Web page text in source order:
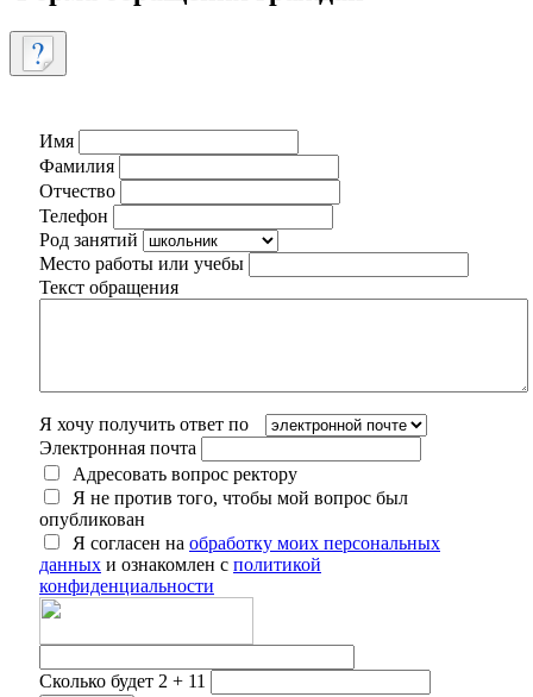
Имя
Фамилия
Отчество
Телефон
Род занятий
Место работы или учебы
Текст обращения
Я хочу получить ответ по
Электронная почта
Адресовать вопрос ректору
Я не против того, чтобы мой вопрос был
опубликован
Я согласен на обработку моих персональных
данных и ознакомлен с политикой
конфиденциальности
Сколько будет 2 + 11